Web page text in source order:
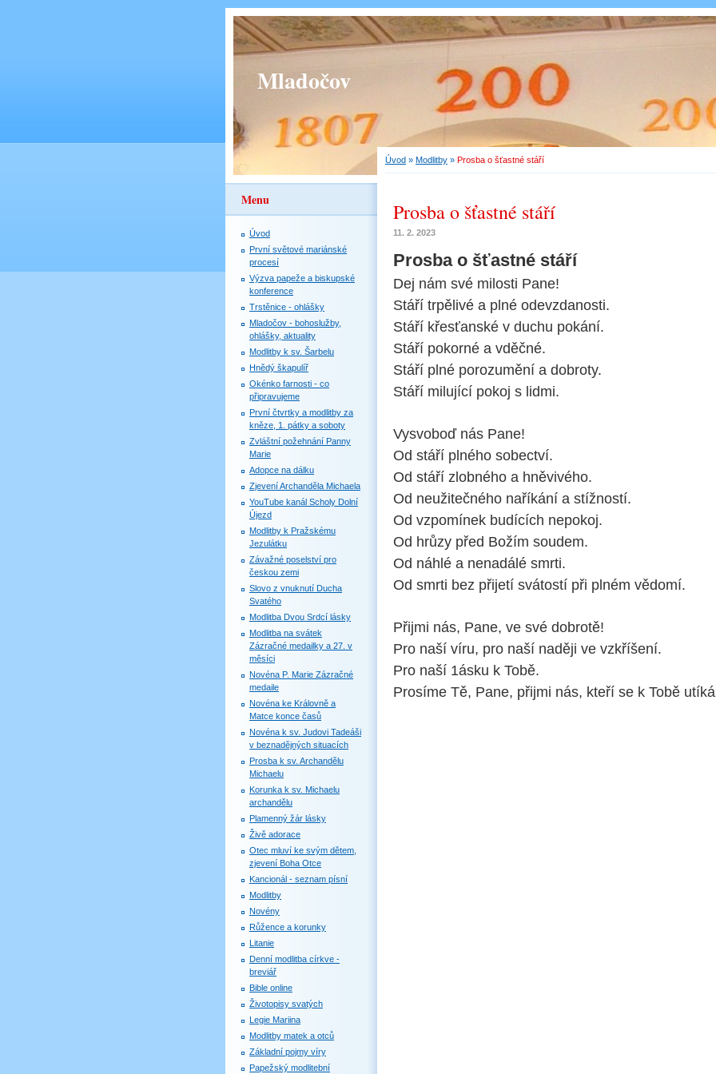
Mladočov
Úvod » Modlitby » Prosba o šťastné stáří
Prosba o šťastné stáří
11. 2. 2023
Prosba o šťastné stáří
Dej nám své milosti Pane!
Stáří trpělivé a plné odevzdanosti.
Stáří křesťanské v duchu pokání.
Stáří pokorné a vděčné.
Stáří plné porozumění a dobroty.
Stáří milující pokoj s lidmi.
Vysvoboď nás Pane!
Od stáří plného sobectví.
Od stáří zlobného a hněvivého.
Od neužitečného naříkání a stížností.
Od vzpomínek budících nepokoj.
Od hrůzy před Božím soudem.
Od náhlé a nenadálé smrti.
Od smrti bez přijetí svátostí při plném vědomí.
Přijmi nás, Pane, ve své dobrotě!
Pro naší víru, pro naší naději ve vzkříšení.
Pro naší 1ásku k Tobě.
Prosíme Tě, Pane, přijmi nás, kteří se k Tobě
Menu
Úvod
První světové mariánské
procesí
Výzva papeže a biskupské
konference
Trstěnice - ohlášky
Mladočov - bohoslužby,
ohlášky, aktuality
Modlitby k sv. Šarbelu
Hnědý škapulíř
Okénko farnosti - co
připravujeme
První čtvrtky a modlitby za
kněze, 1. pátky a soboty
Zvláštní požehnání Panny
Marie
Adopce na dálku
Zjevení Archanděla Michaela
YouTube kanál Scholy Dolní
Újezd
Modlitby k Pražskému
Jezulátku
Závažné poselství pro
českou zemi
Slovo z vnuknutí Ducha
Svatého
Modlitba Dvou Srdcí lásky
Modlitba na svátek
Zázračné medailky a 27. v
měsíci
Novéna P. Marie Zázračné
medaile
Novéna ke Královně a
Matce konce časů
Novéna k sv. Judovi Tadeáši
v beznadějných situacích
Prosba k sv. Archandělu
Michaelu
Korunka k sv. Michaelu
archandělu
Plamenný žár lásky
Živě adorace
Otec mluví ke svým dětem,
zjevení Boha Otce
Kancionál - seznam písní
Modlitby
Novény
Růžence a korunky
Litanie
Denní modlitba církve -
breviář
Bible online
Životopisy svatých
Legie Mariina
Modlitby matek a otců
Základní pojmy víry
Papežský modlitební